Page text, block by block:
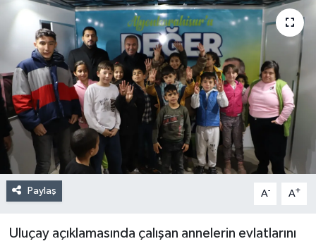
Paylaş A- A+
Uluçay açıklamasında çalışan annelerin evlatlarını